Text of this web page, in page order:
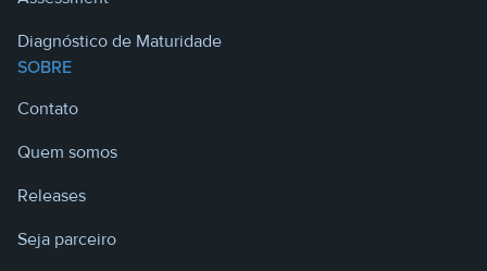
Diagnóstico de Maturidade
SOBRE
Contato
Quem somos
Releases
Seja parceiro